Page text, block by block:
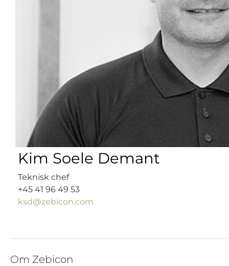
Kim Soele Demant
Teknisk chef
+45 41 96 49 53
ksd@zebicon.com
Om Zebicon